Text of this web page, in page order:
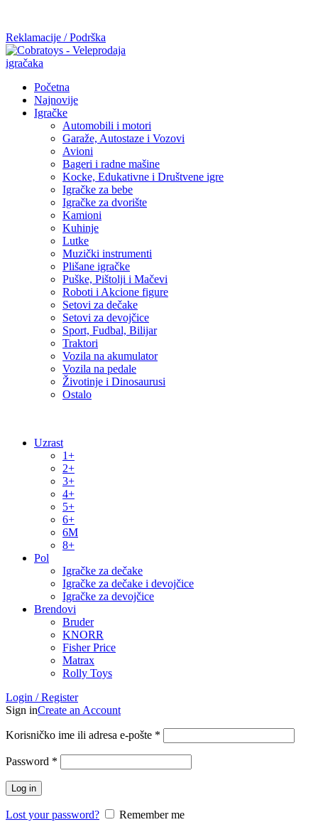
Reklamacije / Podrška
Početna
Najnovije
Igračke
Automobili i motori
Garaže, Autostaze i Vozovi
Avioni
Bageri i radne mašine
Kocke, Edukativne i Društvene igre
Igračke za bebe
Igračke za dvorište
Kamioni
Kuhinje
Lutke
Muzički instrumenti
Plišane igračke
Puške, Pištolji i Mačevi
Roboti i Akcione figure
Setovi za dečake
Setovi za devojčice
Sport, Fudbal, Bilijar
Traktori
Vozila na akumulator
Vozila na pedale
Životinje i Dinosaurusi
Ostalo
Uzrast
1+
2+
3+
4+
5+
6+
6M
8+
Pol
Igračke za dečake
Igračke za dečake i devojčice
Igračke za devojčice
Brendovi
Bruder
KNORR
Fisher Price
Matrax
Rolly Toys
Login / Register
Sign inCreate an Account
Korisničko ime ili adresa e-pošte *
Password *
Log in
Lost your password?
Remember me